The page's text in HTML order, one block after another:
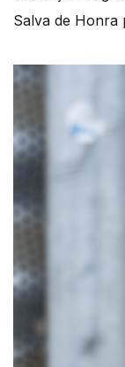
Salva de Honra